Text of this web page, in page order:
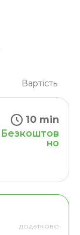
Вартість
10 min
Безкоштов
но
додатково